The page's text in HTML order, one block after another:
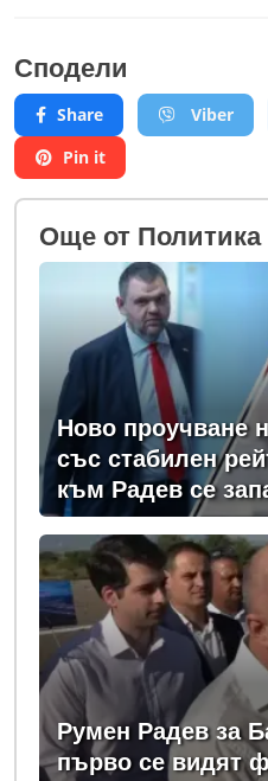
Сподели
Share Viber
Pin it
Oще от Политика
Ново проучване
със стабилен
към Радев се
Румен Радев за
първо се видят